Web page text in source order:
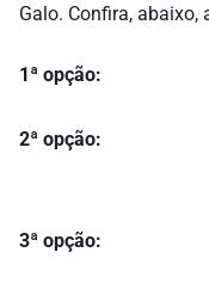
Galo. Confira, abaixo,
1ª opção:
2ª opção:
3ª opção: